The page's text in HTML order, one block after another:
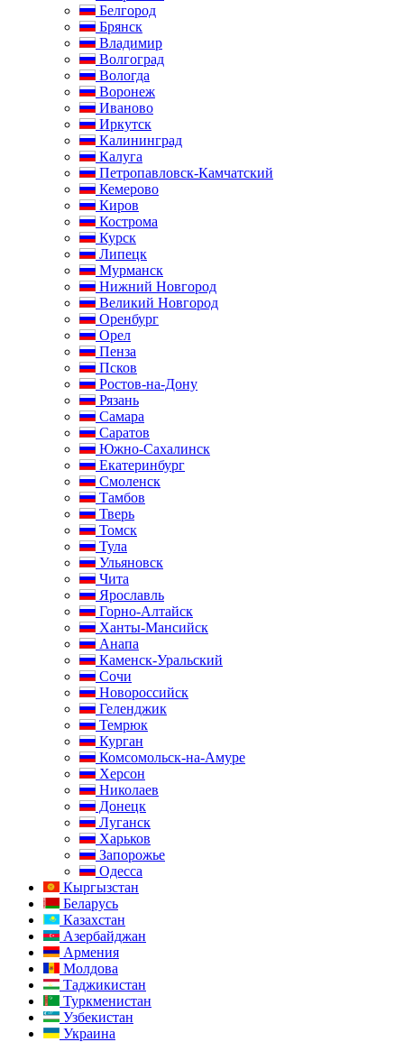
Белгород
Брянск
Владимир
Волгоград
Вологда
Воронеж
Иваново
Иркутск
Калининград
Калуга
Петропавловск-Камчатский
Кемерово
Киров
Кострома
Курск
Липецк
Мурманск
Нижний Новгород
Великий Новгород
Оренбург
Орел
Пенза
Псков
Ростов-на-Дону
Рязань
Самара
Саратов
Южно-Сахалинск
Екатеринбург
Смоленск
Тамбов
Тверь
Томск
Тула
Ульяновск
Чита
Ярославль
Горно-Алтайск
Ханты-Мансийск
Анапа
Каменск-Уральский
Сочи
Новороссийск
Геленджик
Темрюк
Курган
Комсомольск-на-Амуре
Херсон
Николаев
Донецк
Луганск
Харьков
Запорожье
Одесса
Кыргызстан
Беларусь
Казахстан
Азербайджан
Армения
Молдова
Таджикистан
Туркменистан
Узбекистан
Украина